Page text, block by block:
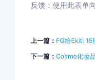
反馈：使用此表单
上一篇： FG给Ekiti 15
下一篇： Cosmo化妆